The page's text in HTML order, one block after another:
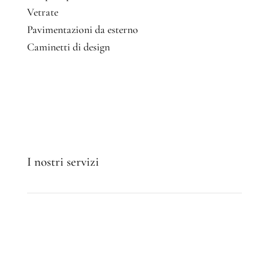
Vetrate
Pavimentazioni da esterno
Caminetti di design
I nostri servizi